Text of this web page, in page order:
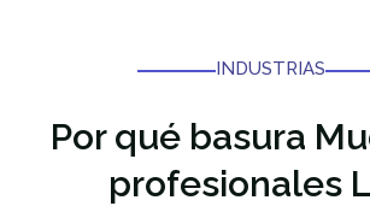
INDUSTRIAS
Por qué basura
profesionales